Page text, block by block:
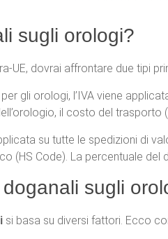
sugli orologi?
UE, dovrai affrontare due tipi
per gli orologi, l’IVA viene
il costo del
su tutte le spedizioni di
(HS Code). La percentuale
sugli
si basa su diversi fattori. Ecco